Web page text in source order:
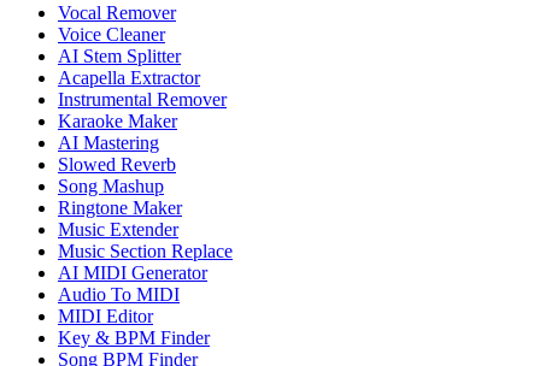
Vocal Remover
Voice Cleaner
AI Stem Splitter
Acapella Extractor
Instrumental Remover
Karaoke Maker
AI Mastering
Slowed Reverb
Song Mashup
Ringtone Maker
Music Extender
Music Section Replace
AI MIDI Generator
Audio To MIDI
MIDI Editor
Key & BPM Finder
Song BPM Finder